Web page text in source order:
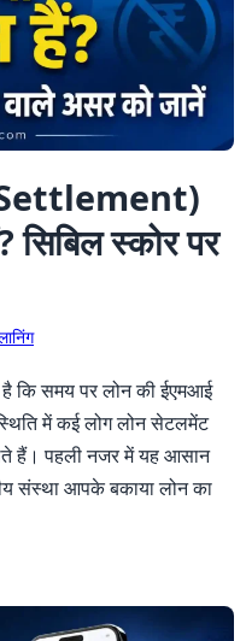
स्कोर पर
है कि समय पर लोन की ईएमआई
में कई लोग लोन सेटलमेंट
हैं। पहली नजर में यह आसान
संस्था आपके बकाया लोन का